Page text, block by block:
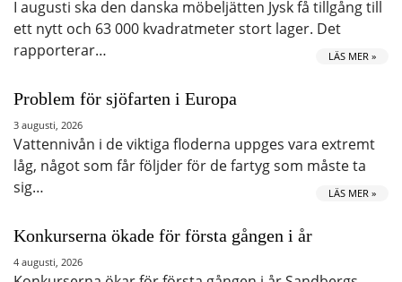
I augusti ska den danska möbeljätten Jysk få tillgång till
ett nytt och 63 000 kvadratmeter stort lager. Det
rapporterar…
LÄS MER »
Problem för sjöfarten i Europa
3 augusti, 2026
Vattennivån i de viktiga floderna uppges vara extremt
låg, något som får följder för de fartyg som måste ta
sig…
LÄS MER »
Konkurserna ökade för första gången i år
4 augusti, 2026